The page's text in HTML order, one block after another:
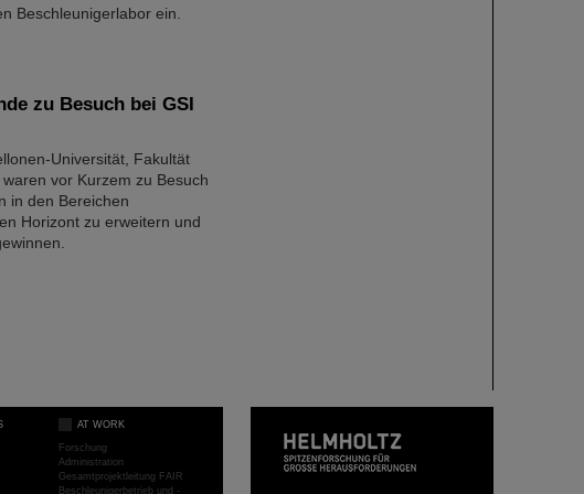
Beschleunigerlabor ein.
zu Besuch bei GSI
Universität, Fakultät
vor Kurzem zu Besuch
in den Bereichen
Horizont zu erweitern und
AT WORK
Forschung
Administration
Gesamtprojektleitung FAIR
Beschleunigerbetrieb und -